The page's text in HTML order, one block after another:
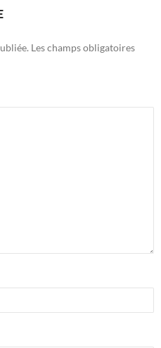
Les champs obligatoires